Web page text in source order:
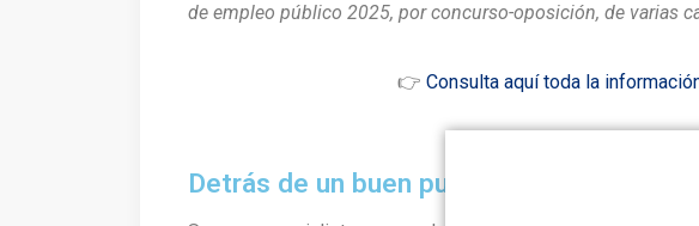
de empleo público 2025, por concurso-oposición, de varias
👉 Consulta aquí toda la
Detrás de un buen puesto hay un buen